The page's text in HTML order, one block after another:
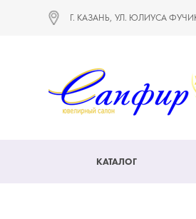
Г. КАЗАНЬ, УЛ. ЮЛИУСА
КАТАЛОГ